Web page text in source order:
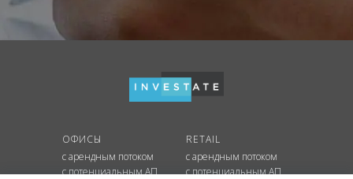
ОФИСЫ
с арендным потоком
с потенциальным АП
RETAIL
с арендным потоком
с потенциальным АП